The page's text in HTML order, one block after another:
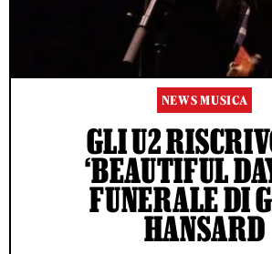
NEWS MUSICA
GLI U2
‘BEAUTIFUL
FUNERALE DI
HANSARD